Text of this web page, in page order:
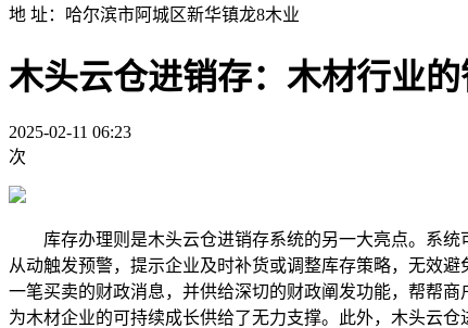
地 址：哈尔滨市阿城区新华镇龙8木业
木头云仓进销存：木材行业
2025-02-11 06:23
次
库存办理则是木头云仓进销存系统的另一大亮点。系统
从动触发预警，提示企业及时补货或调整库存策略，无效
一笔买卖的财政消息，并供给深切的财政阐发功能，帮帮
为木材企业的可持续成长供给了无力支撑。此外，木头云